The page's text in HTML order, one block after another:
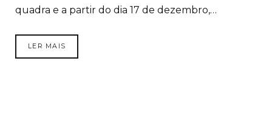
quadra e a partir do dia 17 de dezembro,…
LER MAIS